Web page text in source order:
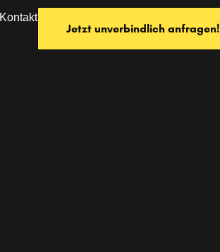
Kontakt
Jetzt unverbindlich anfragen!